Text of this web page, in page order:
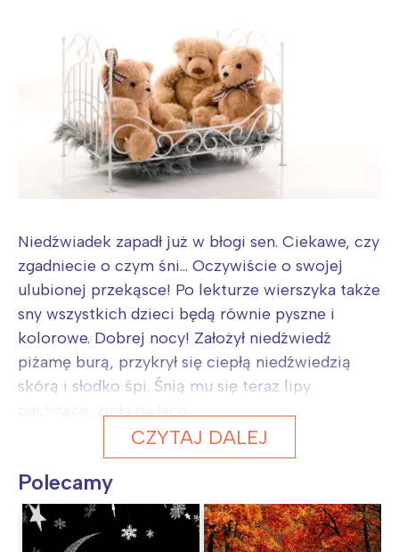
Niedźwiadek zapadł już w błogi sen. Ciekawe, czy
zgadniecie o czym śni... Oczywiście o swojej
ulubionej przekąsce! Po lekturze wierszyka także
sny wszystkich dzieci będą równie pyszne i
kolorowe. Dobrej nocy! Założył niedźwiedź
piżamę burą, przykrył się ciepłą niedźwiedzią
skórą i słodko śpi. Śnią mu się teraz lipy
CZYTAJ DALEJ
Polecamy